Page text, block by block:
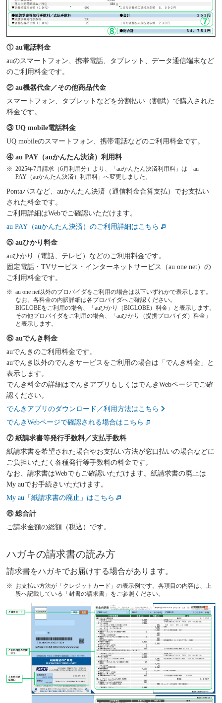
① au電話料金
auのスマートフォン、携帯電話、タブレット、データ通信端末など
のご利用料金です。
② au機器代金／その他商品代金
スマートフォン、タブレットなどを分割払い（割賦）で購入された
料金です。
③ UQ mobile電話料金
UQ mobileのスマートフォン、携帯電話などのご利用料金です。
④ au PAY（auかんたん決済）利用料
2025年7月請求（6月利用分）より、「auかんたん決済利用料」は「au
PAY（auかんたん決済）利用料」へ変更しました。
Pontaパスなど、auかんたん決済（通信料金合算支払）でお支払い
された料金です。
ご利用詳細はWebでご確認いただけます。
au PAY（auかんたん決済）のご利用詳細はこちら
⑤ auひかり料金
auひかり（電話、テレビ）などのご利用料金です。
固定電話・TVサービス・インターネットサービス（au one net）の
ご利用料金です。
au one net以外のプロバイダをご利用の場合は以下いずれかで表示します。
なお、各料金の内訳詳細は各プロバイダへご確認ください。
BIGLOBEをご利用の場合、「auひかり（BIGLOBE）料金」と表示します。
その他プロバイダをご利用の場合、「auひかり（提携プロバイダ）料金」
と表示します。
⑥ auでんき料金
auでんきのご利用料金です。
auでんき以外のでんきサービスをご利用の場合は「でんき料金」と
表示します。
でんき料金の詳細はでんきアプリもしくはでんきWebページでご確
認ください。
でんきアプリのダウンロード／利用方法はこちら
でんきWebページで確認される場合はこちら
⑦ 紙請求書等発行手数料／支払手数料
紙請求書を希望された場合やお支払い方法が窓口払いの場合などに
ご負担いただく各種発行等手数料の料金です。
なお、請求書はWebでもご確認いただけます。紙請求書の廃止は
My auでお手続きいただけます。
My au「紙請求書の廃止」はこちら
⑧ 総合計
ご請求金額の総額（税込）です。
ハガキの請求書の読み方
請求書をハガキでお届けする場合があります。
お支払い方法が「クレジットカード」の表示例です。各項目の内容は、上
段へ記載している「封書の請求書」をご参照ください。